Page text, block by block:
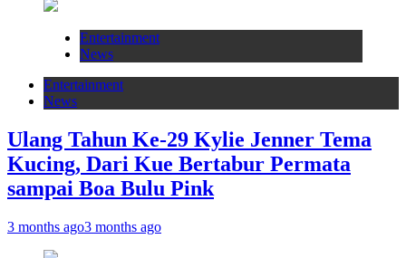
Entertainment
News
Entertainment
News
Ulang Tahun Ke-29 Kylie Jenner Tema
Kucing, Dari Kue Bertabur Permata
sampai Boa Bulu Pink
3 months ago3 months ago